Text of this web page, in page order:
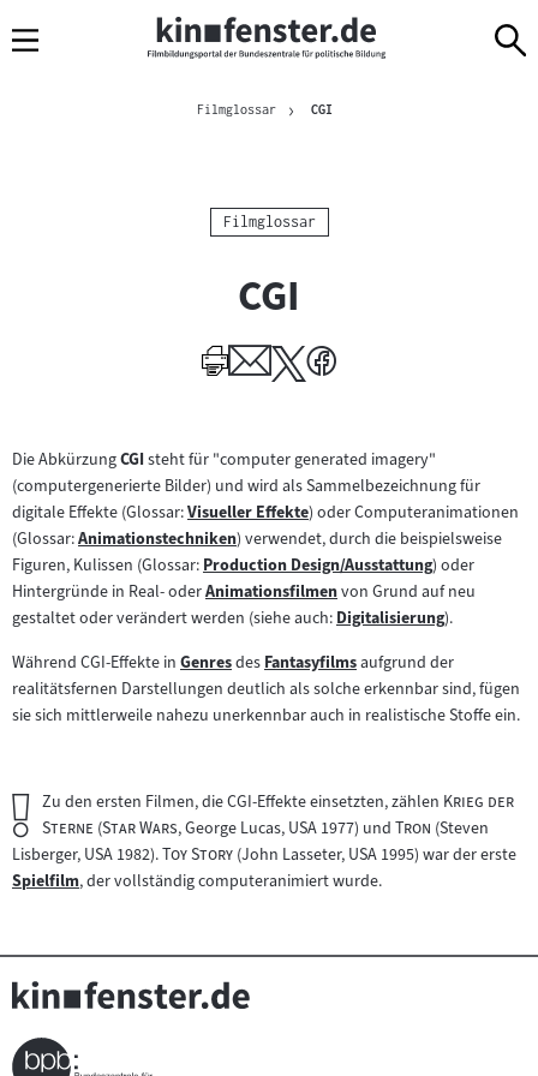
Navigation
zum
zur
BrotkrümelnavigationFilmglossar CGIAktuelle Seite
Kategorie:
Filmglossar
CGI
Die AbkürzungCGIsteht für "computer generated imagery"
(computergenerierte Bilder) und wird als Sammelbezeichnung für
digitale Effekte (Glossar:Zum
Inhalt:
Visueller Effekte) oder Computeranimationen
(Glossar:Zum
Inhalt:
Animationstechniken) verwendet, durch die beispielsweise
Figuren, Kulissen (Glossar:Zum
Inhalt:
Production Design/Ausstattung) oder
Hintergründe in Real- oderZum
Inhalt:
Animationsfilmenvon Grund auf neu
gestaltet oder verändert werden (siehe auch:Zum
Inhalt:
Digitalisierung).
Während CGI-Effekte in Zum
Inhalt:
GenresdesZum
Inhalt:
Fantasyfilmsaufgrund der
realitätsfernen Darstellungen deutlich als solche erkennbar sind, fügen
sie sich mittlerweile nahezu unerkennbar auch in realistische Stoffe ein.
Wichtiger
Hinweis:
Zu den ersten Filmen, die CGI-Effekte einsetzten, zählen "Krieg der
Sterne "("Star Wars", George Lucas, USA 1977) und "
Tron "(Steven
Lisberger, USA 1982)."
Toy Story"(John Lasseter, USA 1995) war der erste
Zum
Spielfilm, der vollständig computeranimiert wurde.